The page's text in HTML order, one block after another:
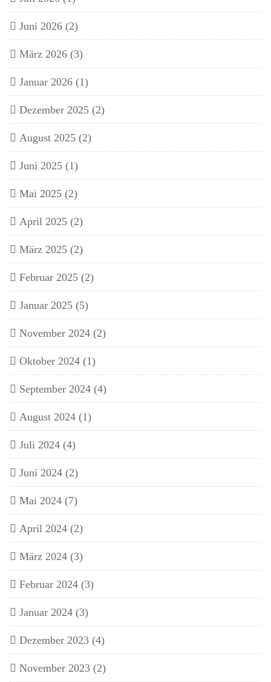
Juni 2026 (2)
März 2026 (3)
Januar 2026 (1)
Dezember 2025 (2)
August 2025 (2)
Juni 2025 (1)
Mai 2025 (2)
April 2025 (2)
März 2025 (2)
Februar 2025 (2)
Januar 2025 (5)
November 2024 (2)
Oktober 2024 (1)
September 2024 (4)
August 2024 (1)
Juli 2024 (4)
Juni 2024 (2)
Mai 2024 (7)
April 2024 (2)
März 2024 (3)
Februar 2024 (3)
Januar 2024 (3)
Dezember 2023 (4)
November 2023 (2)